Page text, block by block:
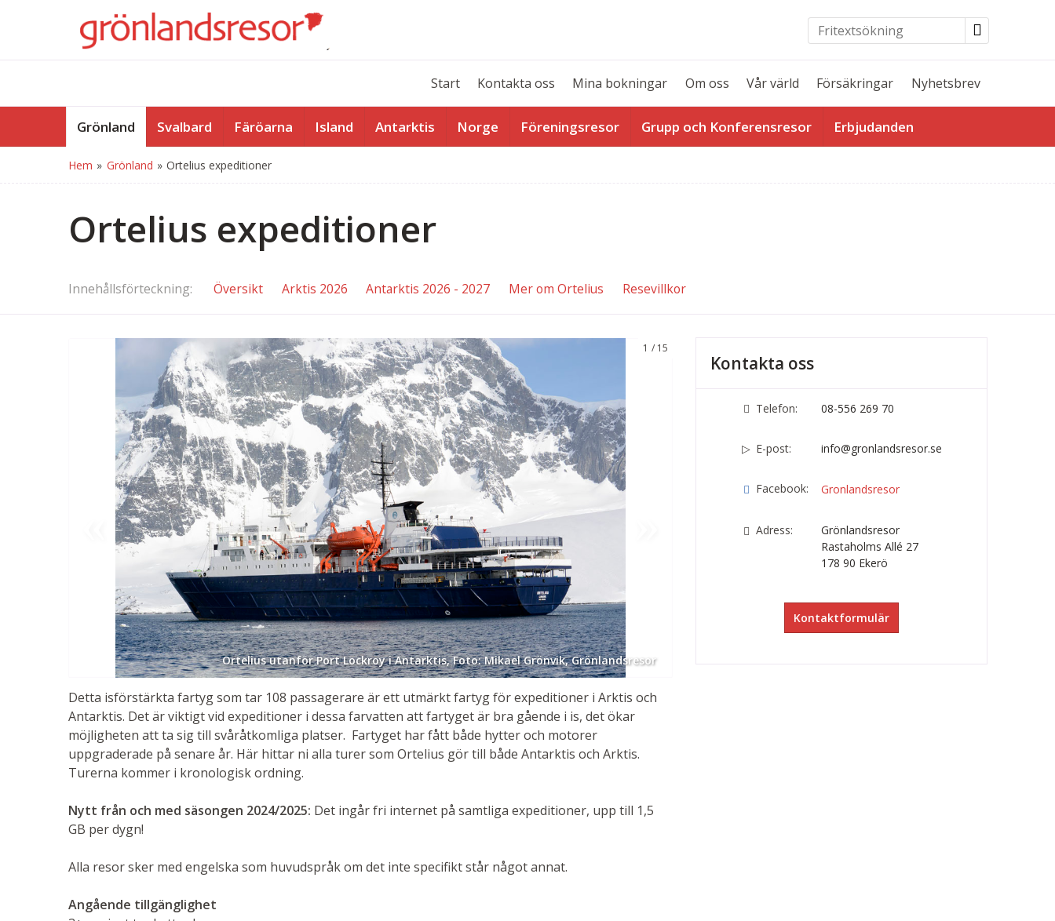
Start Kontakta oss Mina bokningar Om oss Vår värld Försäkringar Nyhetsbrev
Grönland Svalbard Färöarna Island Antarktis Norge Föreningsresor Grupp och Konferensresor Erbjudanden
Hem » Grönland » Ortelius expeditioner
Ortelius expeditioner
Innehållsförteckning Översikt Arktis 2026 Antarktis 2026 - 2027 Mer om Ortelius Resevillkor
Ortelius utanför Port Lockroy i Antarktis, Foto: Mikael Grönvik, Grönlandsresor
1 15
Detta isförstärkta fartyg som tar 108 passagerare är ett utmärkt fartyg för expeditioner i Arktis och
Antarktis. Det är viktigt vid expeditioner i dessa farvatten att fartyget är bra gående i is, det ökar
möjligheten att ta sig till svåråtkomliga platser. Fartyget har fått både hytter och motorer
uppgraderade på senare år. Här hittar ni alla turer som Ortelius gör till både Antarktis och Arktis.
Turerna kommer i kronologisk ordning.
Nytt från och med säsongen 2024/2025: Det ingår fri internet på samtliga expeditioner, upp till 1,5
GB per dygn!
Alla resor sker med engelska som huvudspråk om det inte specifikt står något annat.
Angående tillgänglighet
Kontakta oss
Telefon: 08-556 269 70
E-post: info@gronlandsresor.se
Facebook: Gronlandsresor
Adress:
Grönlandsresor
Rastaholms Allé 27
178 90 Ekerö
Kontaktformulär